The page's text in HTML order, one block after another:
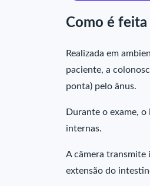
Como é
Realizada em
paciente, a
ponta) pelo ânus.
Durante o exame,
internas.
A câmera transmite
extensão do